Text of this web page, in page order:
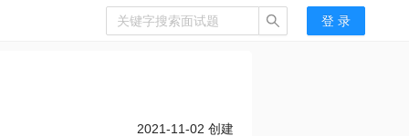
登 录
2021-11-02 创建